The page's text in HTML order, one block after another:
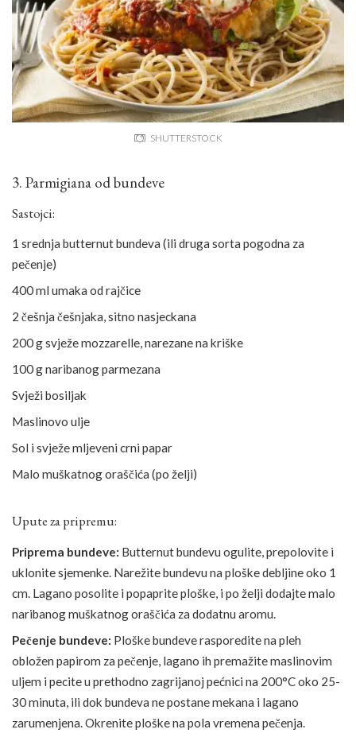
SHUTTERSTOCK
3. Parmigiana od bundeve
Sastojci:
1 srednja butternut bundeva (ili druga sorta pogodna za
pečenje)
400 ml umaka od rajčice
2 češnja češnjaka, sitno nasjeckana
200 g svježe mozzarelle, narezane na kriške
100 g naribanog parmezana
Svježi bosiljak
Maslinovo ulje
Sol i svježe mljeveni crni papar
Malo muškatnog oraščića (po želji)
Upute za pripremu:
Priprema bundeve: Butternut bundevu ogulite, prepolovite i
uklonite sjemenke. Narežite bundevu na ploške debljine oko 1
cm. Lagano posolite i popaprite ploške, i po želji dodajte malo
naribanog muškatnog oraščića za dodatnu aromu.
Pečenje bundeve: Ploške bundeve rasporedite na pleh
obložen papirom za pečenje, lagano ih premažite maslinovim
uljem i pecite u prethodno zagrijanoj pećnici na 200°C oko 25-
30 minuta, ili dok bundeva ne postane mekana i lagano
zarumenjena. Okrenite ploške na pola vremena pečenja.